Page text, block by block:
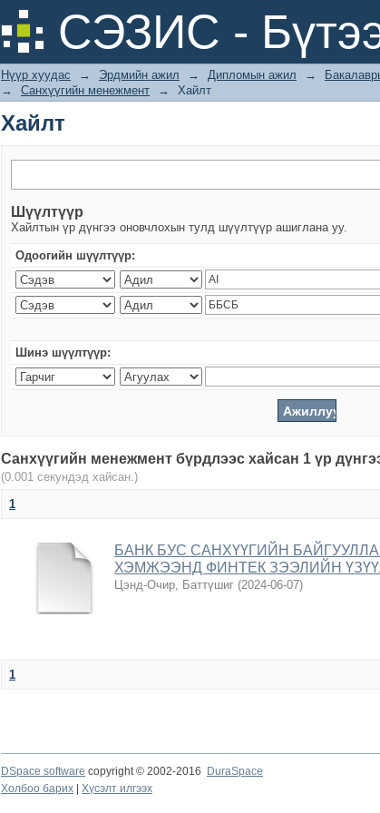
СЭЗИС -
Хайлт
Нүүр хуудас → Эрдмийн ажил → Дипломын ажил →
→
Санхүүгийн менежмент → Хайлт
Хайлт
Шүүлтүүр
Хайлтын үр дүнгээ оновчлохын тулд шүүлтүүр ашиглана уу.
Одоогийн шүүлтүүр:
Шинэ шүүлтүүр:
Санхүүгийн менежмент бүрдлээс хайсан 1 үр
(0.001 секундэд хайсан.)
1
БАНК БУС САНХҮҮГИЙН
ХЭМЖЭЭНД ФИНТЕК ЗЭЭЛИЙН
Цэнд-Очир, Баттүшиг (2024-06-07)
1
DSpace software copyright © 2002-2016 DuraSpace
Холбоо барих
Хүсэлт илгээх